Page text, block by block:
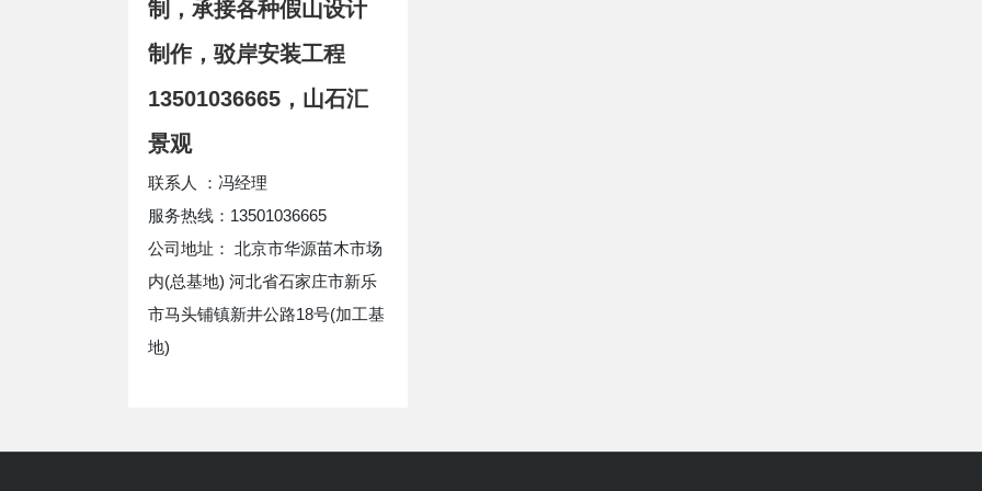
制，承接各种假山设计
制作，驳岸安装工程
13501036665，山石汇
景观
联系人 ：冯经理
服务热线：13501036665
公司地址： 北京市华源苗木市场
内(总基地) 河北省石家庄市新乐
市马头铺镇新井公路18号(加工基
地)